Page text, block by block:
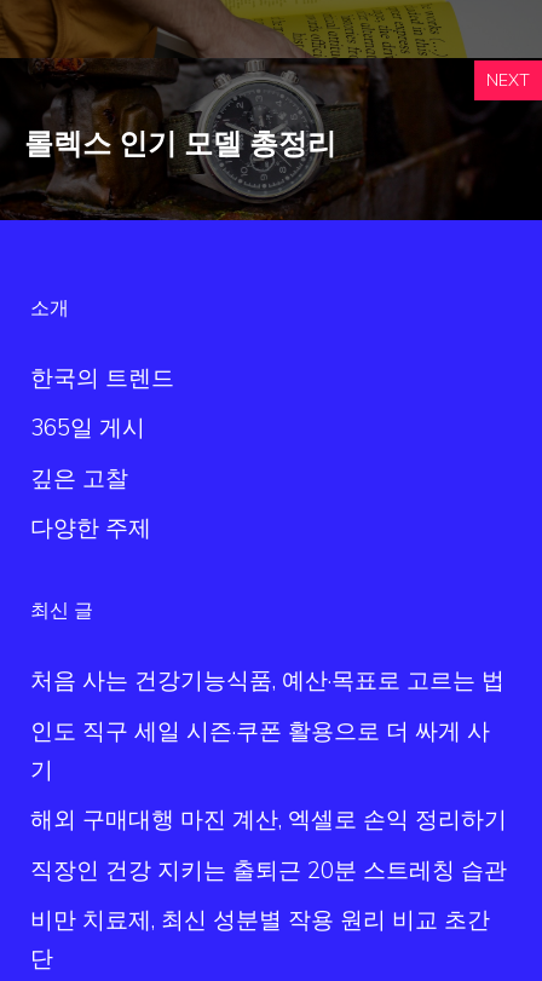
NEXT
롤렉스 인기 모델 총정리
소개
한국의 트렌드
365일 게시
깊은 고찰
다양한 주제
최신 글
처음 사는 건강기능식품, 예산·목표로 고르는 법
인도 직구 세일 시즌·쿠폰 활용으로 더 싸게 사
기
해외 구매대행 마진 계산, 엑셀로 손익 정리하기
직장인 건강 지키는 출퇴근 20분 스트레칭 습관
비만 치료제, 최신 성분별 작용 원리 비교 초간
단